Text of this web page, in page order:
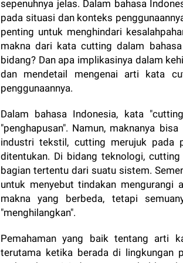
sepenuhnya jelas. Dalam bahasa
pada situasi dan konteks
penting untuk menghindari
makna dari kata cutting dalam
bidang? Dan apa implikasinya dalam
dan mendetail mengenai arti kata
penggunaannya.
Dalam bahasa Indonesia, kata
"penghapusan". Namun, maknanya
industri tekstil, cutting merujuk pada
ditentukan. Di bidang teknologi,
bagian tertentu dari suatu sistem.
untuk menyebut tindakan mengurangi
makna yang berbeda, tetapi
"menghilangkan".
Pemahaman yang baik tentang arti
terutama ketika berada di lingkungan